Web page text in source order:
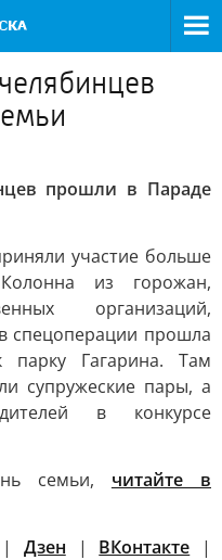
прошли в Параде
участие больше
из горожан,
организаций,
спецоперации прошла
парку Гагарина. Там
супружеские пары, а
в конкурсе
семьи, читайте в
| Дзен | ВКонтакте |